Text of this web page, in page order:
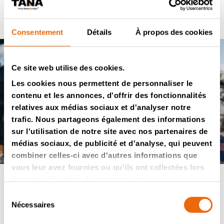
Consentement Détails À propos des cookies
Ce site web utilise des cookies.
Les cookies nous permettent de personnaliser le
contenu et les annonces, d'offrir des fonctionnalités
relatives aux médias sociaux et d'analyser notre
trafic. Nous partageons également des informations
sur l'utilisation de notre site avec nos partenaires de
médias sociaux, de publicité et d'analyse, qui peuvent
combiner celles-ci avec d'autres informations que
vous leur avez fournies ou qu'ils ont collectées lors
duNécessaires
La mission
Des déchets